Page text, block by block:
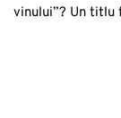
vinului”? Un titlu